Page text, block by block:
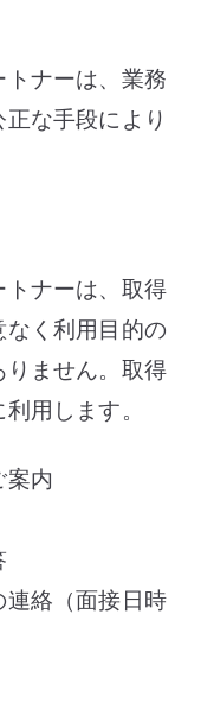
トナーは、業務
な手段により
トナーは、取得
なく利用目的の
ません。取得
用します。
案内
絡（面接日時